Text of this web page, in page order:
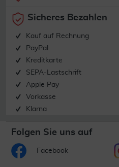
Sicheres Bezahlen
Kauf auf Rechnung
PayPal
Kreditkarte
SEPA-Lastschrift
Apple Pay
Vorkasse
Klarna
Folgen Sie uns auf
Facebook